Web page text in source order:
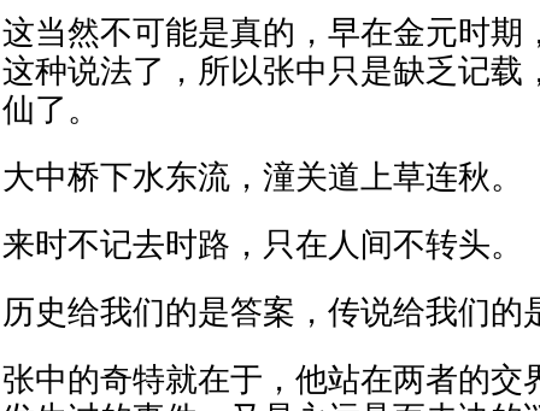
这当然不可能是真的，早在金元时期
这种说法了，所以张中只是缺乏记载
仙了。
大中桥下水东流，潼关道上草连秋。
来时不记去时路，只在人间不转头。
历史给我们的是答案，传说给我们的
张中的奇特就在于，他站在两者的交